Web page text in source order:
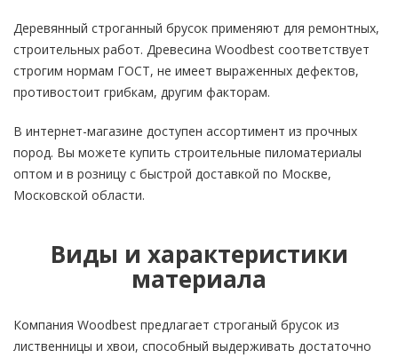
Деревянный строганный брусок применяют для ремонтных,
строительных работ. Древесина Woodbest соответствует
строгим нормам ГОСТ, не имеет выраженных дефектов,
противостоит грибкам, другим факторам.
В интернет-магазине доступен ассортимент из прочных
пород. Вы можете купить строительные пиломатериалы
оптом и в розницу с быстрой доставкой по Москве,
Московской области.
Виды и характеристики
материала
Компания Woodbest предлагает строганый брусок из
лиственницы и хвои, способный выдерживать достаточно